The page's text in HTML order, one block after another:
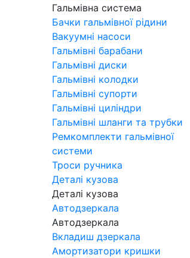
Гальмівна система
Бачки гальмівної рідини
Вакуумні насоси
Гальмівні барабани
Гальмівні диски
Гальмівні колодки
Гальмівні супорти
Гальмівні циліндри
Гальмівні шланги та трубки
Ремкомплекти гальмівної
системи
Троси ручника
Деталі кузова
Деталі кузова
Автодзеркала
Автодзеркала
Вкладиш дзеркала
Амортизатори кришки